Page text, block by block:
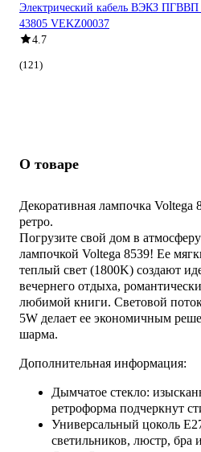
Электрический кабель ВЭКЗ
43805 VEKZ00037
4.7
(121)
О товаре
Декоративная лампочка Voltega
ретро.
Погрузите свой дом в
лампочкой Voltega 8539! Ее
теплый свет (1800K) создают
вечернего отдыха,
любимой книги. Световой
5W делает ее экономичным
шарма.
Дополнительная информация:
Дымчатое стекло:
ретроформа подчеркнут
Универсальный цоколь
светильников, люстр, бра